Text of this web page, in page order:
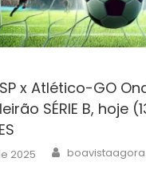
x Atlético-GO
SÉRIE B, hoje
2025 Author